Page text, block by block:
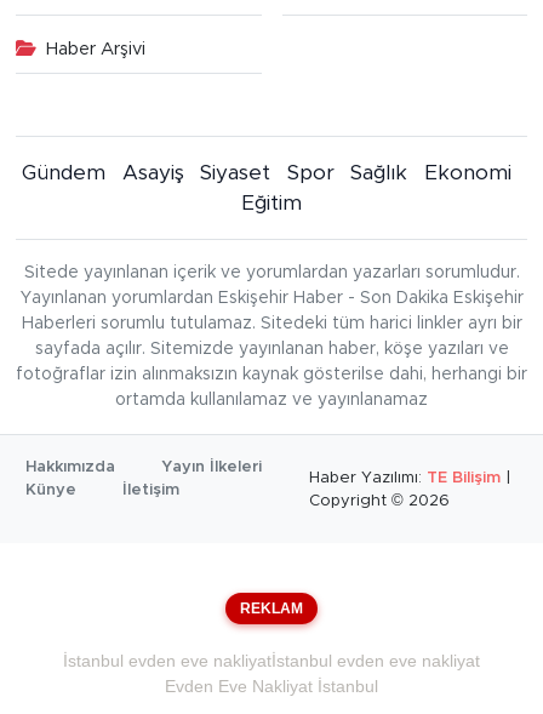
Haber Arşivi
Gündem Asayiş Siyaset Spor Sağlık
Ekonomi
Eğitim
Sitede yayınlanan içerik ve yorumlardan yazarları sorumludur.
Yayınlanan yorumlardan Eskişehir Haber - Son Dakika Eskişehir
Haberleri sorumlu tutulamaz. Sitedeki tüm harici linkler ayrı bir
sayfada açılır. Sitemizde yayınlanan haber, köşe yazıları ve
fotoğraflar izin alınmaksızın kaynak gösterilse dahi, herhangi bir
ortamda kullanılamaz ve yayınlanamaz
Hakkımızda
Yayın İlkeleri
Künye
İletişim
Haber Yazılımı: TE Bilişim
Copyright © 2026
REKLAM
İstanbul evden eve nakliyatİstanbul evden eve nakliyat
Evden Eve Nakliyat İstanbul